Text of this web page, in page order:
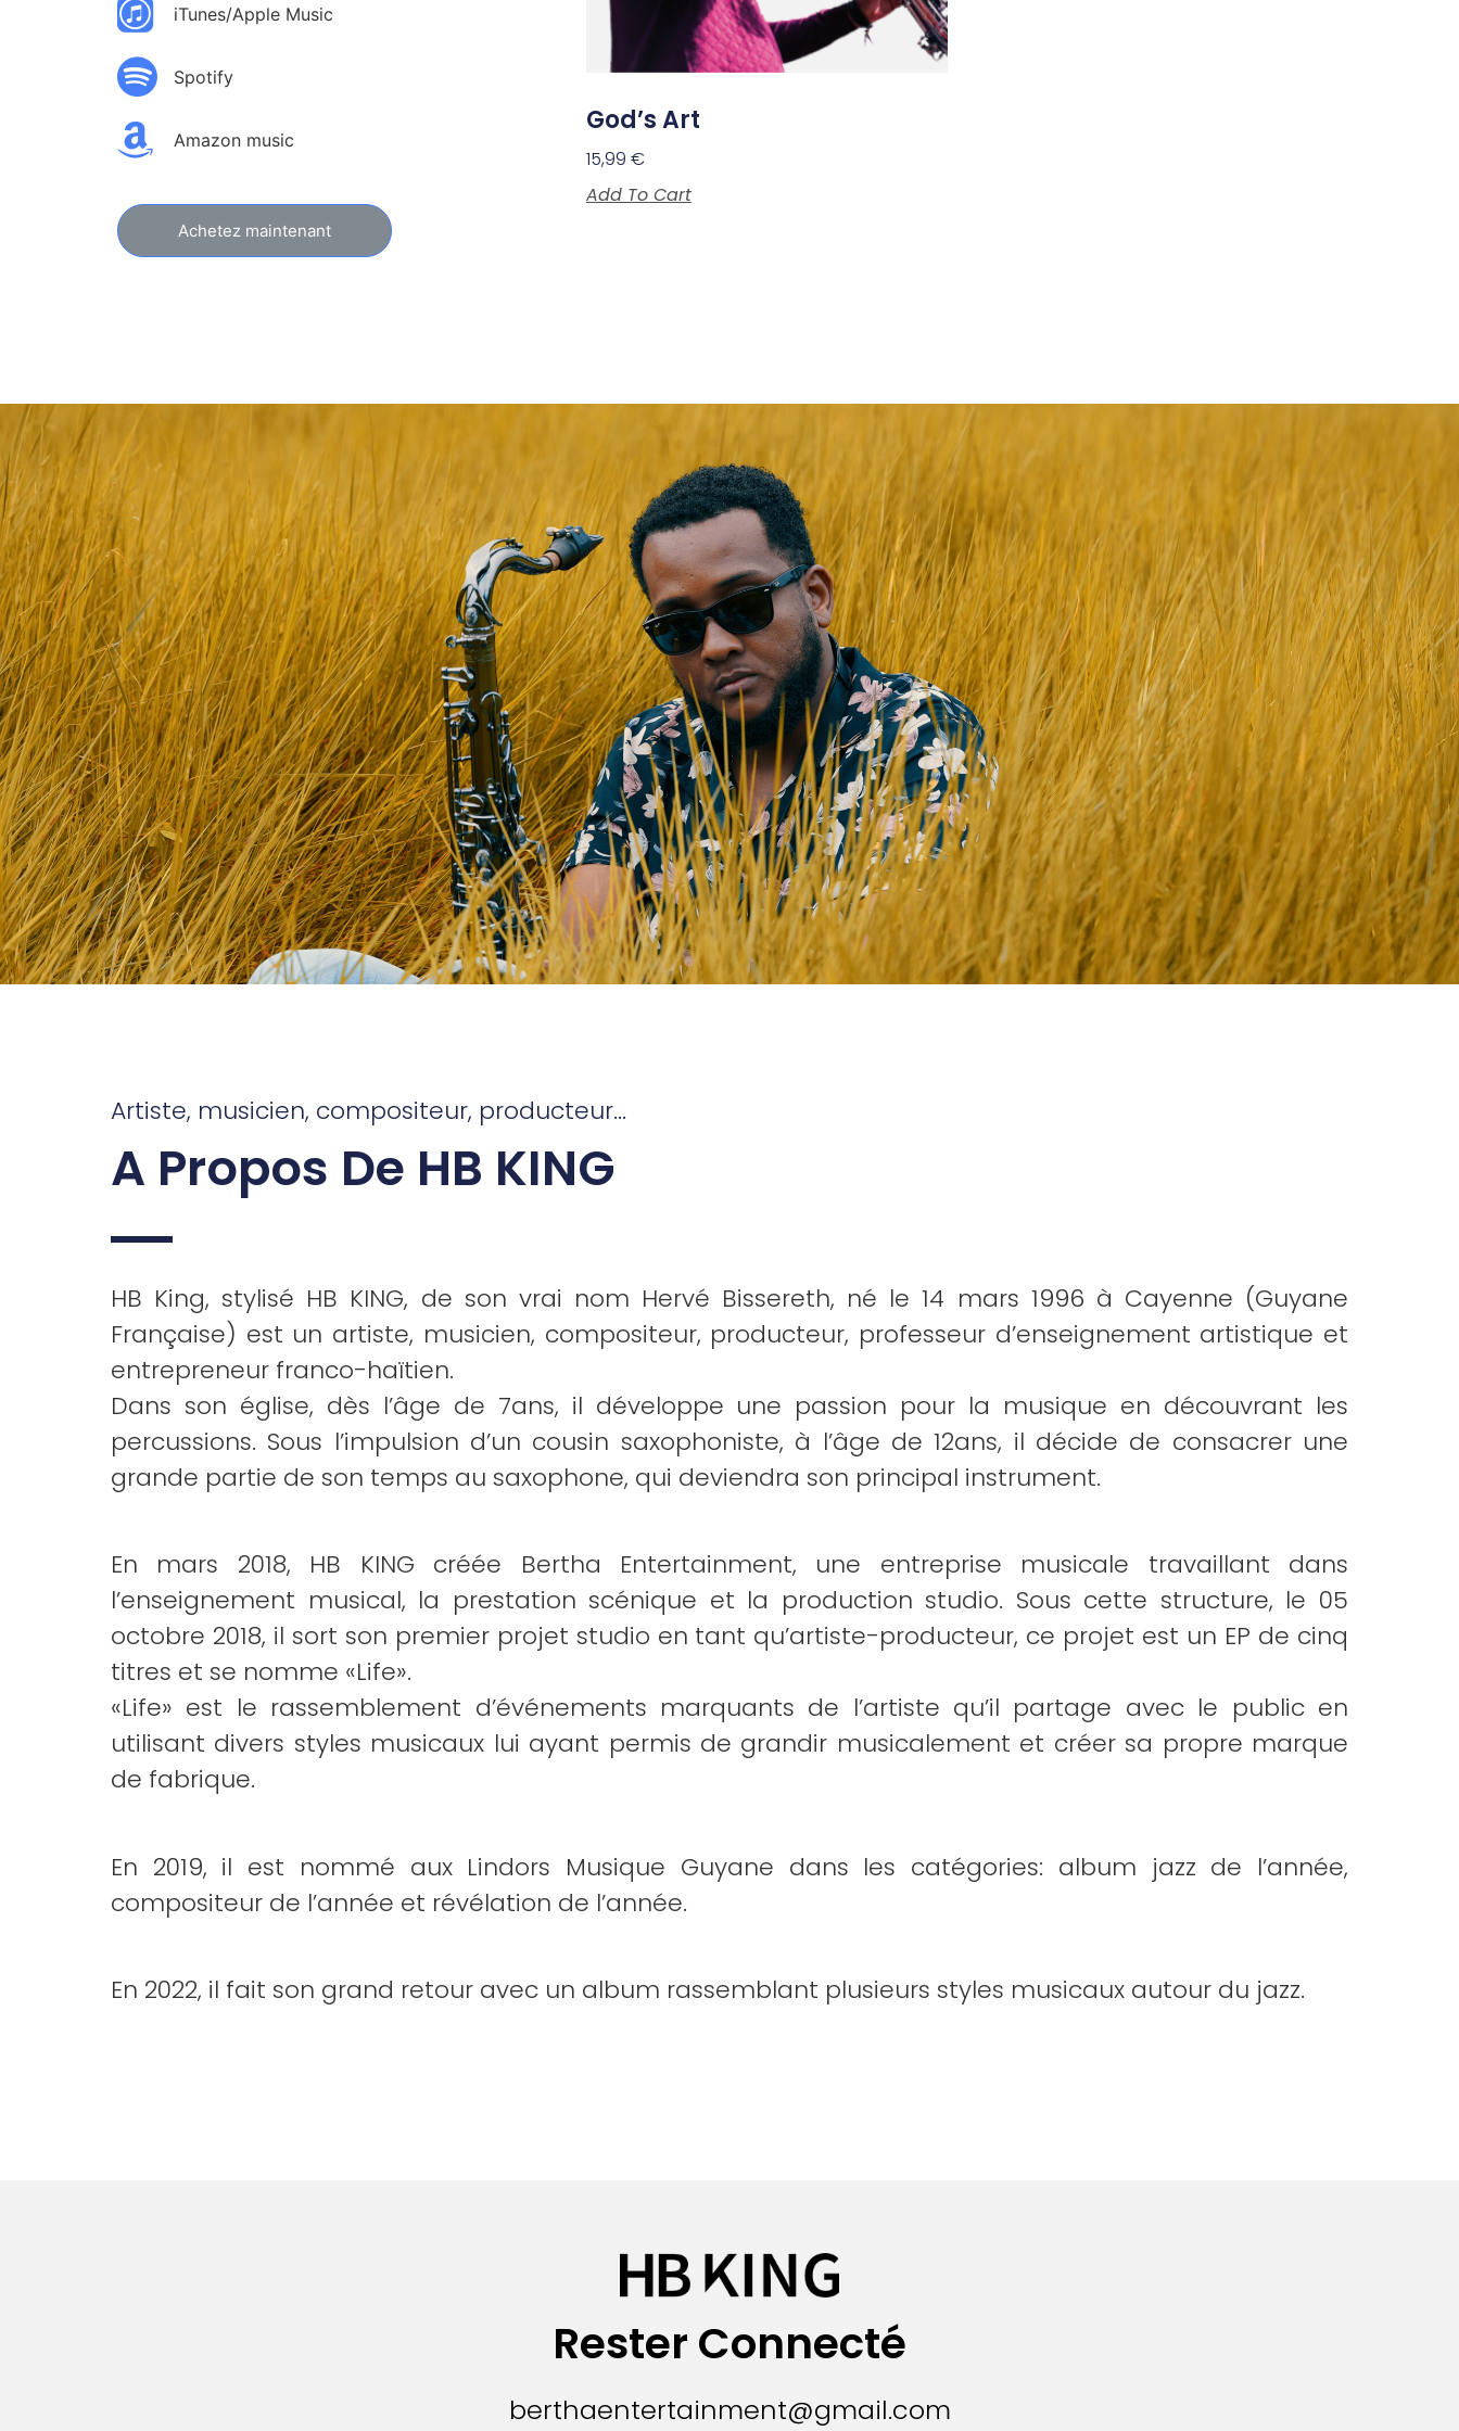
iTunes/Apple Music
Spotify
Amazon music
Achetez maintenant
God’s Art
15,99 €
Add To Cart
Artiste, musicien, compositeur, producteur...
A Propos De HB KING
HB King, stylisé HB KING, de son vrai nom Hervé Bissereth, né le 14 mars 1996 à Cayenne (Guyane
Française) est un artiste, musicien, compositeur, producteur, professeur d’enseignement artistique et
entrepreneur franco-haïtien.
Dans son église, dès l’âge de 7ans, il développe une passion pour la musique en découvrant les
percussions. Sous l’impulsion d’un cousin saxophoniste, à l’âge de 12ans, il décide de consacrer une
grande partie de son temps au saxophone, qui deviendra son principal instrument.
En mars 2018, HB KING créée Bertha Entertainment, une entreprise musicale travaillant dans
l’enseignement musical, la prestation scénique et la production studio. Sous cette structure, le 05
octobre 2018, il sort son premier projet studio en tant qu’artiste-producteur, ce projet est un EP de cinq
titres et se nomme «Life».
«Life» est le rassemblement d’événements marquants de l’artiste qu’il partage avec le public en
utilisant divers styles musicaux lui ayant permis de grandir musicalement et créer sa propre marque
de fabrique.
En 2019, il est nommé aux Lindors Musique Guyane dans les catégories: album jazz de l’année,
compositeur de l’année et révélation de l’année.
En 2022, il fait son grand retour avec un album rassemblant plusieurs styles musicaux autour du jazz.
Rester Connecté
berthaentertainment@gmail.com